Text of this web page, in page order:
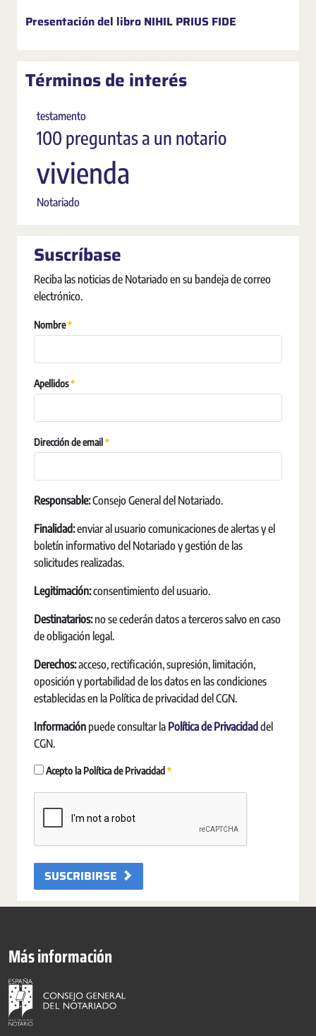
Presentación del libro NIHIL PRIUS FIDE
Términos de interés
testamento
100 preguntas a un notario
vivienda
Notariado
Suscríbase
Reciba las noticias de Notariado en su bandeja de correo
electrónico.
Nombre Requerido
Apellidos Requerido
Dirección de email Requerido
Responsable:Consejo General del Notariado.
Finalidad:enviar al usuario comunicaciones de alertas y el
boletín informativo del Notariado y gestión de las
solicitudes realizadas.
Legitimación:consentimiento del usuario.
Destinatarios:no se cederán datos a terceros salvo en caso
de obligación legal.
Derechos:acceso, rectificación, supresión, limitación,
oposición y portabilidad de los datos en las condiciones
establecidas en la Política de privacidad del CGN.
Información puede consultar la Política de Privacidad del
CGN.
Acepto la Política de Privacidad Requerido
SUSCRIBIRSE
Más información